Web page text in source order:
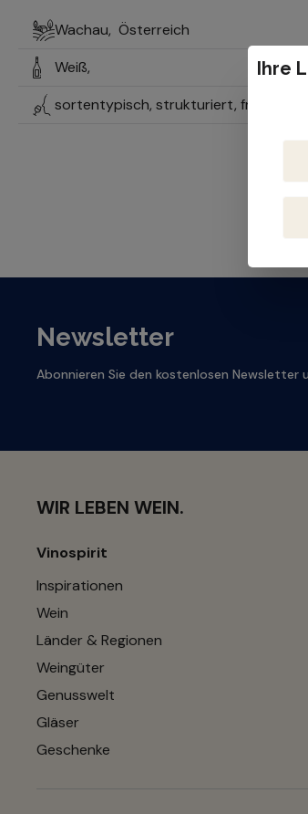
Wachau, Österreich
Weiß,
sortentypisch, strukturiert,
Newsletter
Abonnieren Sie den kostenlosen Newsletter
WIR LEBEN WEIN.
Vinospirit
Inspirationen
Wein
Länder & Regionen
Weingüter
Genusswelt
Gläser
Geschenke
Ihre